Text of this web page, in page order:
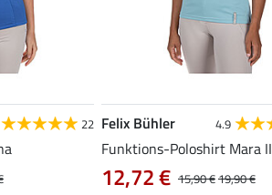
22 Felix Bühler 4.9
Funktions-Poloshirt Mara II
15,90 €19,90 €
12,72 €